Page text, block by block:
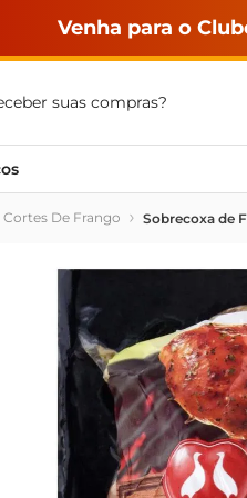
Venha para o
suas compras?
Cortes De Frango Sobrecoxa de